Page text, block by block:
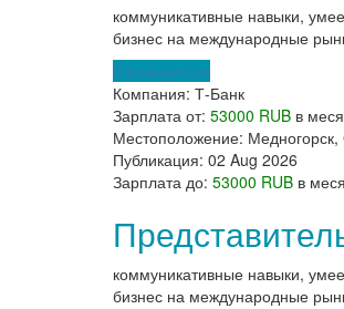
коммуникативные навыки,
бизнес на международные
Откликнуться
Компания: Т-Банк
Зарплата от: 53000 RUB в
Местоположение: Медногорск,
Публикация: 02 Aug 2026
Зарплата до: 53000 RUB в
коммуникативные навыки,
бизнес на международные